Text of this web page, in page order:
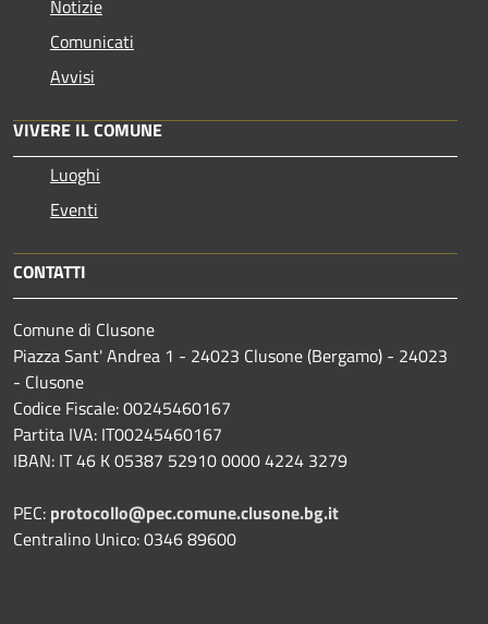
Notizie
Comunicati
Avvisi
VIVERE IL COMUNE
Luoghi
Eventi
CONTATTI
Comune di Clusone
Piazza Sant' Andrea 1 - 24023 Clusone (Bergamo) - 24023
- Clusone
Codice Fiscale: 00245460167
Partita IVA: IT00245460167
IBAN: IT 46 K 05387 52910 0000 4224 3279
PEC: protocollo@pec.comune.clusone.bg.it
Centralino Unico: 0346 89600